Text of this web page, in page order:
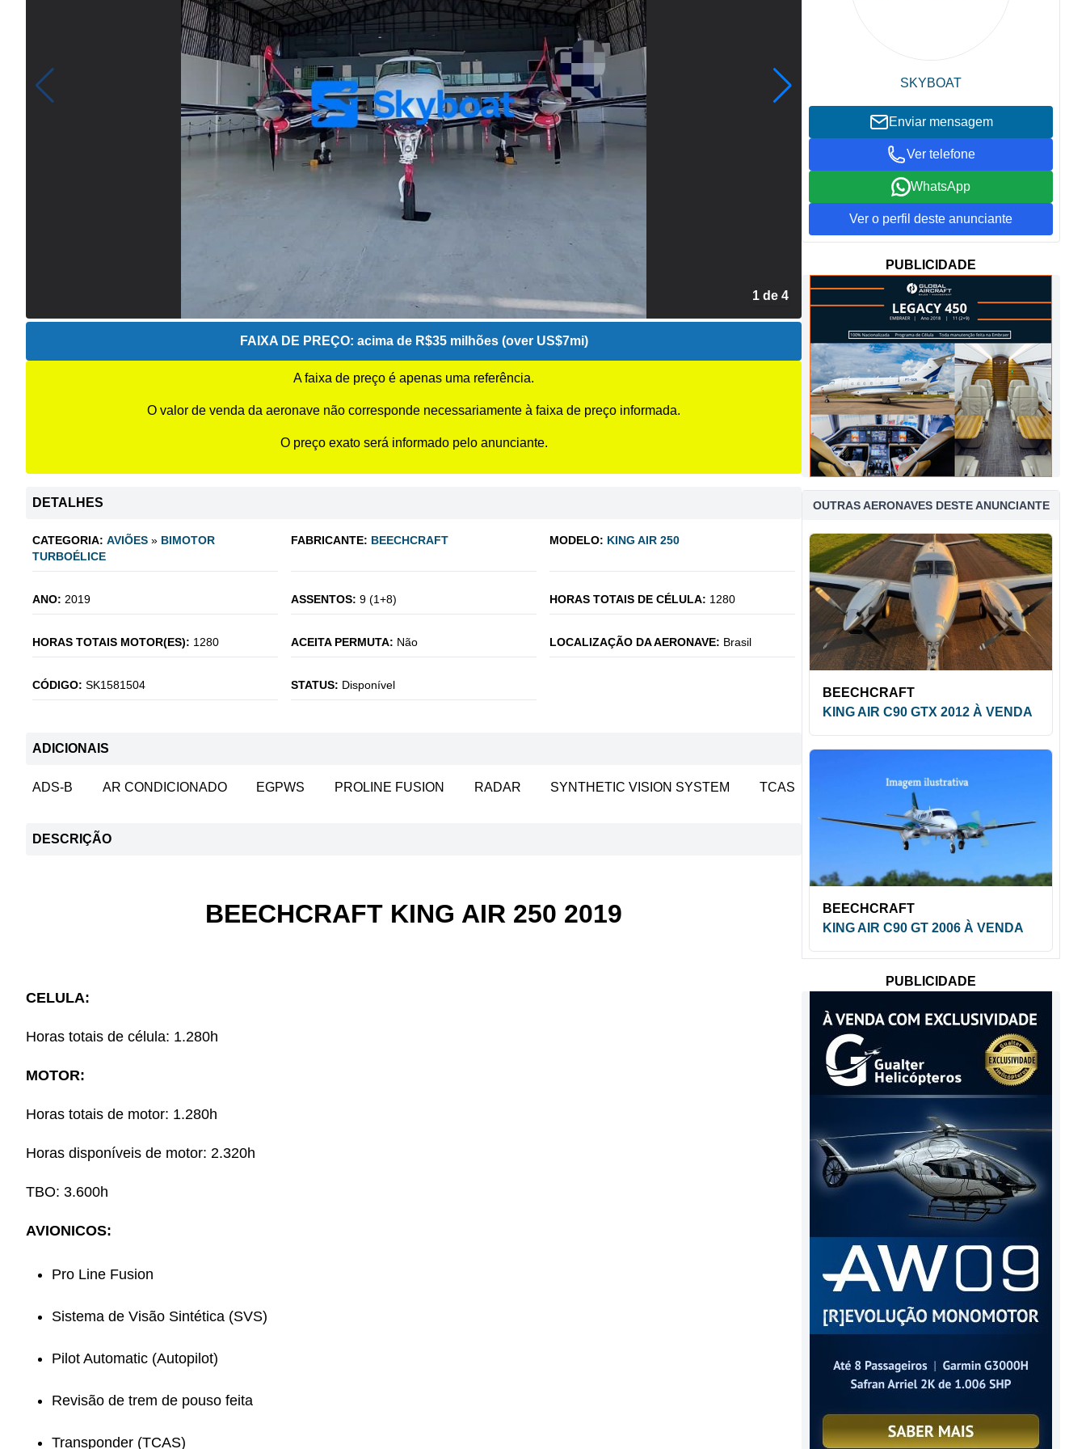
2 de 4
FAIXA DE PREÇO: acima de R$35 milhões (over US$7mi)
A faixa de preço é apenas uma referência.
O valor de venda da aeronave não corresponde necessariamente à faixa de preço informada.
O preço exato será informado pelo anunciante.
DETALHES
CATEGORIA: AVIÕES » BIMOTOR
TURBOÉLICE
FABRICANTE: BEECHCRAFT MODELO: KING AIR 250
ANO: 2019 ASSENTOS: 9 (1+8) HORAS TOTAIS DE CÉLULA: 1280
HORAS TOTAIS MOTOR(ES): 1280 ACEITA PERMUTA: Não LOCALIZAÇÃO DA AERONAVE: Brasil
CÓDIGO: SK1581504 STATUS: Disponível
ADICIONAIS
ADS-B AR CONDICIONADO EGPWS PROLINE FUSION RADAR SYNTHETIC VISION SYSTEM TCAS
DESCRIÇÃO
BEECHCRAFT KING AIR 250 2019
CELULA:
Horas totais de célula: 1.280h
MOTOR:
Horas totais de motor: 1.280h
Horas disponíveis de motor: 2.320h
TBO: 3.600h
AVIONICOS:
Pro Line Fusion
Sistema de Visão Sintética (SVS)
Pilot Automatic (Autopilot)
Revisão de trem de pouso feita
Transponder (TCAS)
SKYBOAT
Enviar mensagem
Ver telefone
WhatsApp
Ver o perfil deste anunciante
PUBLICIDADE
OUTRAS AERONAVES DESTE ANUNCIANTE
BEECHCRAFT
KING AIR C90 GTX 2012 À VENDA
BEECHCRAFT
KING AIR C90 GT 2006 À VENDA
PUBLICIDADE